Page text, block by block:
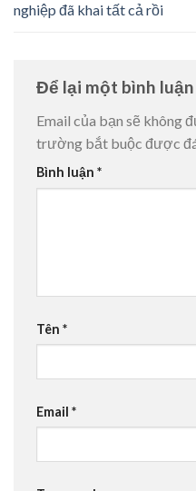
nghiệp đã khai tất cả rồi
Để lại một bình luận
Email của bạn sẽ không
trường bắt buộc được
Bình luận *
Tên *
Email *